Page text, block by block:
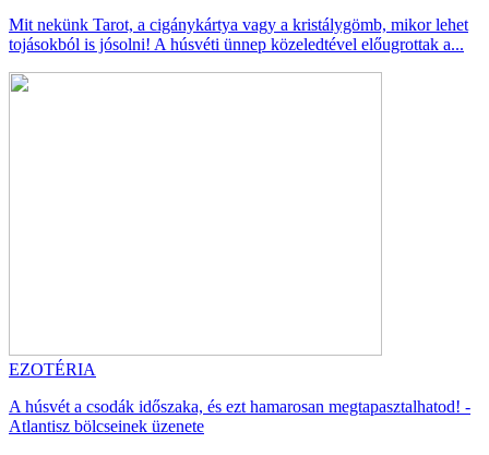
Mit nekünk Tarot, a cigánykártya vagy a kristálygömb, mikor lehet
tojásokból is jósolni! A húsvéti ünnep közeledtével előugrottak a...
EZOTÉRIA
A húsvét a csodák időszaka, és ezt hamarosan megtapasztalhatod! -
Atlantisz bölcseinek üzenete